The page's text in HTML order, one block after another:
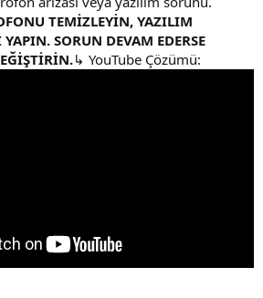
TEMİZLEYİN, YAZILIM
YAPIN. SORUN DEVAM EDERSE
↳ YouTube Çözümü: